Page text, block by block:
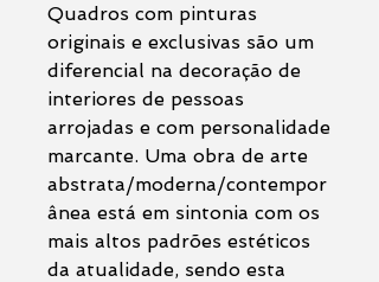
Quadros com pinturas
originais e exclusivas são um
diferencial na decoração de
interiores de pessoas
arrojadas e com personalidade
marcante. Uma obra de arte
abstrata/moderna/contempor
ânea está em sintonia com os
mais altos padrões estéticos
da atualidade, sendo esta